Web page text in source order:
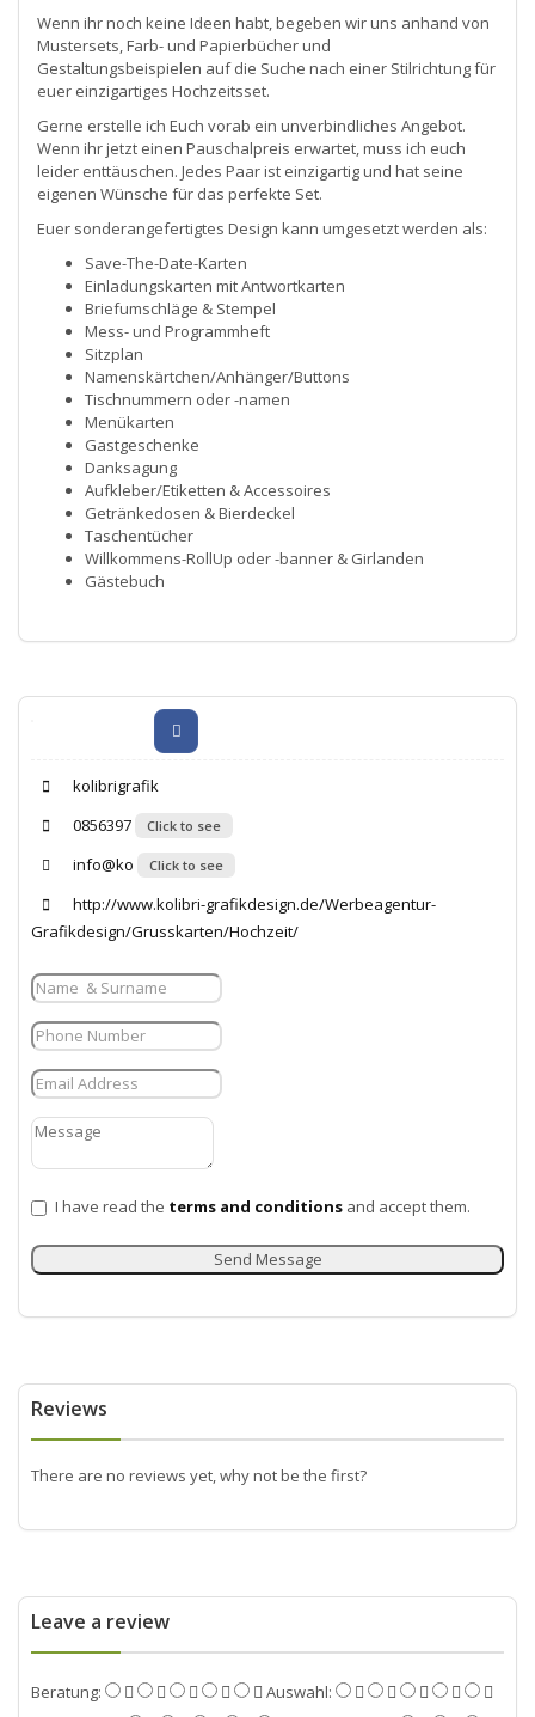
Wenn ihr noch keine Ideen habt, begeben wir uns anhand von
Mustersets, Farb- und Papierbücher und
Gestaltungsbeispielen auf die Suche nach einer Stilrichtung für
euer einzigartiges Hochzeitsset.
Gerne erstelle ich Euch vorab ein unverbindliches Angebot.
Wenn ihr jetzt einen Pauschalpreis erwartet, muss ich euch
leider enttäuschen. Jedes Paar ist einzigartig und hat seine
eigenen Wünsche für das perfekte Set.
Euer sonderangefertigtes Design kann umgesetzt werden als:
Save-The-Date-Karten
Einladungskarten mit Antwortkarten
Briefumschläge & Stempel
Mess- und Programmheft
Sitzplan
Namenskärtchen/Anhänger/Buttons
Tischnummern oder -namen
Menükarten
Gastgeschenke
Danksagung
Aufkleber/Etiketten & Accessoires
Getränkedosen & Bierdeckel
Taschentücher
Willkommens-RollUp oder -banner & Girlanden
Gästebuch
kolibrigrafik
0856397
Click to see
info@ko Click to see
http://www.kolibri-grafikdesign.de/Werbeagentur-
Grafikdesign/Grusskarten/Hochzeit/
I have read the terms and conditions and accept them.
Send Message
Reviews
There are no reviews yet, why not be the first?
Leave a review
Beratung:
Auswahl: